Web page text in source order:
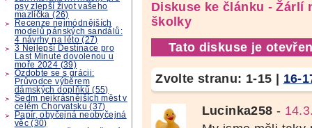
psy zlepší život vašeho
mazlíčka (26)
Recenze nejmódnějších
modelů pánských sandálů:
4 návrhy na léto (27)
3 Nejlepší Destinace pro
Last Minute dovolenou u
moře 2024 (39)
Ozdobte se s grácii:
Průvodce výběrem
dámských doplňků (55)
Sedm nejkrásnějších měst v
celém Chorvatsku (37)
Papír, obyčejná neobyčejná
věc (30)
Diskuse ke článku - Žárlí
školky
Tato diskuse je
Zvolte stranu: 1-15 | 16-
Lucinka258 -